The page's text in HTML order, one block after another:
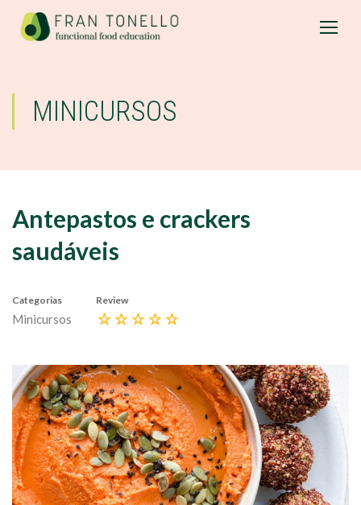
MINICURSOS
Antepastos e crackers
saudáveis
Categorias
Minicursos
Review